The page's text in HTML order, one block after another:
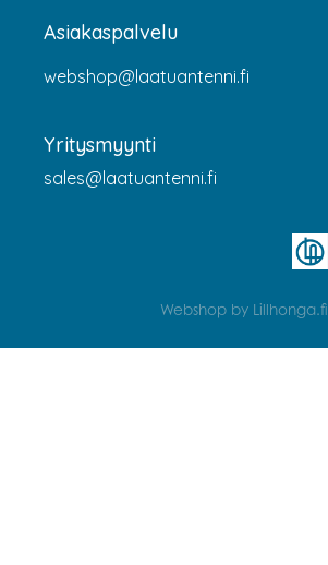
Asiakaspalvelu
webshop@laatuantenni.fi
Yritysmyynti
sales@laatuantenni.fi
Webshop by Lillhonga.fi